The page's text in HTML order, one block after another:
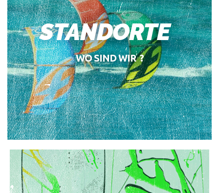
STANDORTE
WO SIND WIR ?